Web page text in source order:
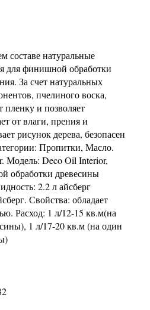
составе натуральные
для финишной обработки
За счет натуральных
пчелиного воска,
пленку и позволяет
от влаги, прения и
рисунок дерева, безопасен
Пропитки, Масло.
Модель: Deco Oil Interior,
обработки древесины
2.2 л айсберг
Свойства: обладает
Расход: 1 л/12-15 кв.м(на
1 л/17-20 кв.м (на один